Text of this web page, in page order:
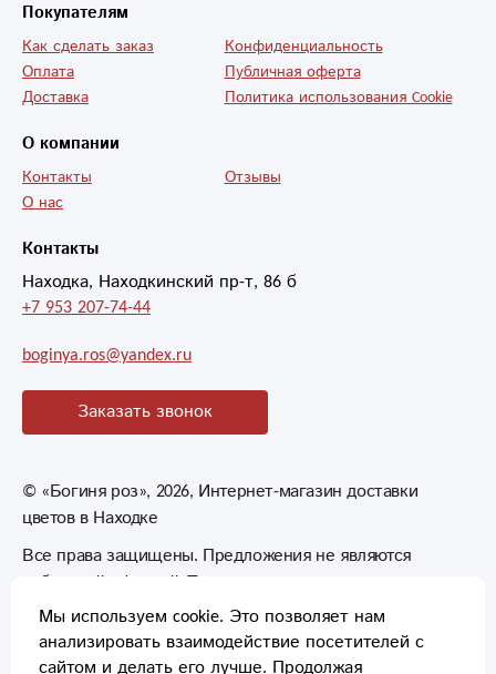
Однозначно
рекомендую!
Спасибо еще раз
Контакты
Находка, Находкинский пр-т, 86 б
+7 953 207-74-44
boginya.ros@yandex.ru
Заказать звонок
Покупателям
Как сделать заказ
Оплата
Доставка
Конфиденциальность
Публичная оферта
Политика использования Cookie
О компании
Контакты
О нас
Отзывы
© «Богиня роз», 2026, Интернет-магазин доставки
цветов в Находке
Все права защищены. Предложения не являются
публичной офертой. Товары могут незначительно
отличаться от фотографий.
Мы используем cookie. Это позволяет нам
анализировать взаимодействие посетителей с
сайтом и делать его лучше. Продолжая